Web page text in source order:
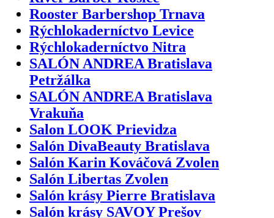
Rooster Barbershop Trnava
Rýchlokaderníctvo Levice
Rýchlokaderníctvo Nitra
SALÓN ANDREA Bratislava
Petržálka
SALÓN ANDREA Bratislava
Vrakuňa
Salon LOOK Prievidza
Salón DivaBeauty Bratislava
Salón Karin Kováčová Zvolen
Salón Libertas Zvolen
Salón krásy Pierre Bratislava
Salón krásy SAVOY Prešov